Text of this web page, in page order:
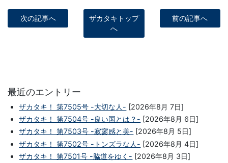
次の記事へ
ザカタキトップ
へ
前の記事へ
最近のエントリー
ザカタキ！ 第7505号 -大切な人- [2026年8月 7日]
ザカタキ！ 第7504号 -良い国とは？- [2026年8月 6日]
ザカタキ！ 第7503号 -寂寥感と美- [2026年8月 5日]
ザカタキ！ 第7502号 -トンズラな人- [2026年8月 4日]
ザカタキ！ 第7501号 -脇道をゆく- [2026年8月 3日]